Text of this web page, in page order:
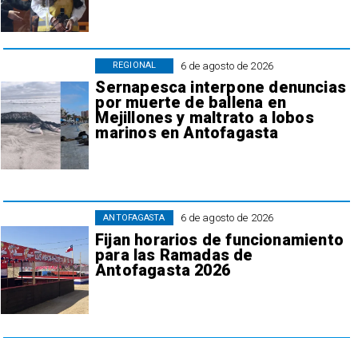
6 de agosto de 2026
Sernapesca interpone denuncias
por muerte de ballena en
Mejillones y maltrato a lobos
marinos en Antofagasta
REGIONAL
6 de agosto de 2026
Fijan horarios de funcionamiento
para las Ramadas de
Antofagasta 2026
ANTOFAGASTA